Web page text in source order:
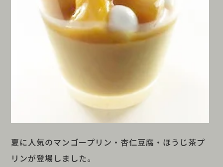
夏に人気のマンゴープリン・杏仁豆腐・ほうじ茶プ
リンが登場しました。